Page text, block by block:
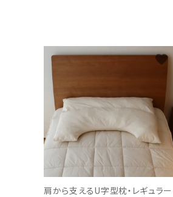
インフォメーション
肩から支えるU字型枕・レギュラー
favorite